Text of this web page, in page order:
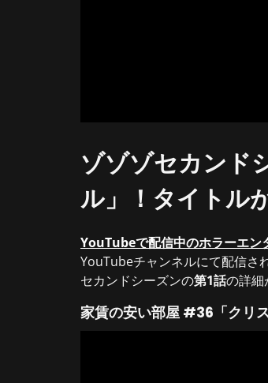
ゾゾゾセカンド
ル」！タイトル
YouTubeで配信中のホラーエン
YouTubeチャンネルにて配信さ
セカンドシーズンの第1話の詳細
家賃の安い部屋 #36「クリ